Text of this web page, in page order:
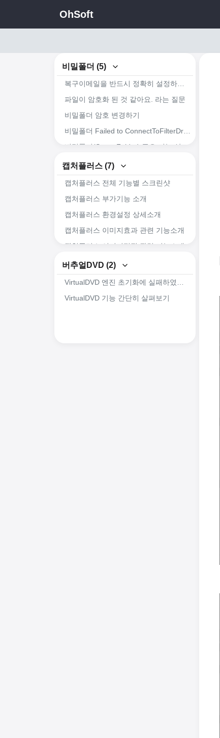
OhSoft
비밀폴더 (5)
파일이 암호화 된 것 같아요. 라는 질문
비밀폴더 암호 변경하기
캡처플러스 (7)
캡처플러스 전체 기능별 스크린샷
캡처플러스 부가기능 소개
캡처플러스 환경설정 상세소개
캡처플러스 이미지효과 관련 기능소개
캡처플러스 이미지편집 관련 기능소개
캡처플러스 화면 캡처 관련 기능소개
버추얼DVD (2)
VirtualDVD 기능 간단히 살펴보기